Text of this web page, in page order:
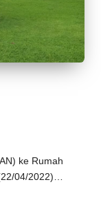
ke Rumah
04/2022)…